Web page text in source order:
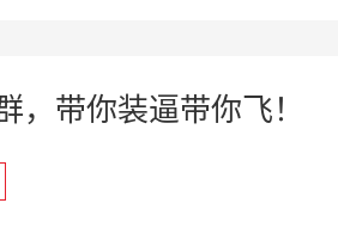
，带你装逼带你飞！